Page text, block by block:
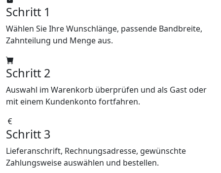
Schritt 1
Wählen Sie Ihre Wunschlänge, passende Bandbreite,
Zahnteilung und Menge aus.
Schritt 2
Auswahl im Warenkorb überprüfen und als Gast oder
mit einem Kundenkonto fortfahren.
Schritt 3
Lieferanschrift, Rechnungsadresse, gewünschte
Zahlungsweise auswählen und bestellen.